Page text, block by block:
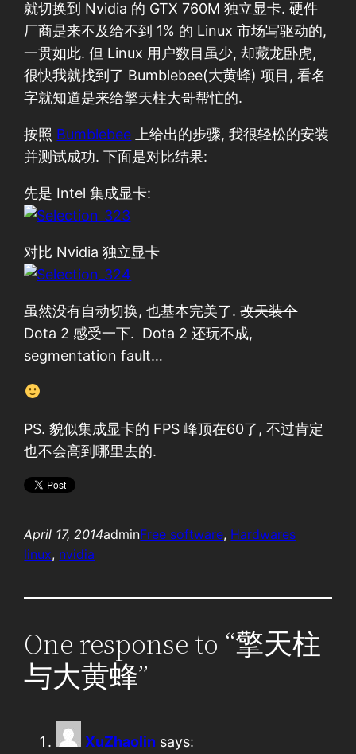
就切换到 Nvidia 的 GTX 760M 独立显卡. 硬件
厂商是来不及给不到 1% 的 Linux 市场写驱动的,
一贯如此. 但 Linux 用户数目虽少, 却藏龙卧虎,
很快我就找到了 Bumblebee(大黄蜂) 项目, 看名
字就知道是来给擎天柱大哥帮忙的.
按照 Bumblebee 上给出的步骤, 我很轻松的安装
并测试成功. 下面是对比结果:
先是 Intel 集成显卡:
对比 Nvidia 独立显卡
虽然没有自动切换, 也基本完美了.改天装个
Dota 2 感受一下.Dota 2 还玩不成,
segmentation fault…
PS. 貌似集成显卡的 FPS 峰顶在60了, 不过肯定
也不会高到哪里去的.
April 17, 2014adminFree software, Hardwares
linux, nvidia
One response to “擎天柱
与大黄蜂”
XuZhaolin says: